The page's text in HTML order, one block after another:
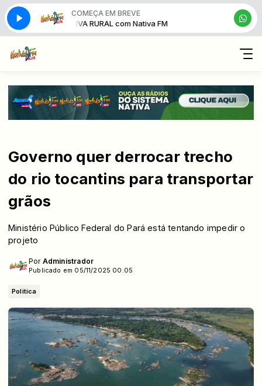
COMEÇA EM BREVE
NATIVA RURAL com Nativa FM
Governo quer derrocar trecho
do rio tocantins para transportar
grãos
Ministério Público Federal do Pará está tentando impedir o
projeto
Por Administrador
Publicado em 05/11/2025 00:05
Politica